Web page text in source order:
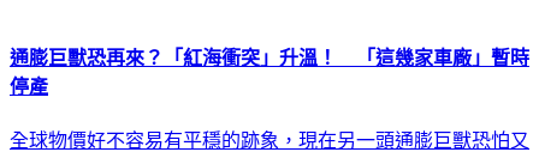
通膨巨獸恐再來？「紅海衝突」升溫！ 「這幾家車廠」暫時
停產
全球物價好不容易有平穩的跡象，現在另一頭通膨巨獸恐怕又